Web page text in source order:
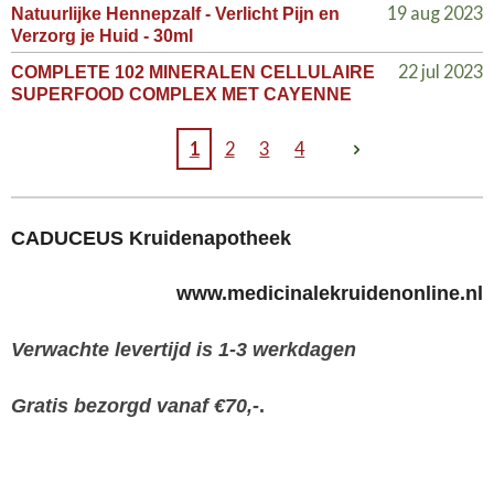
Natuurlijke Hennepzalf - Verlicht Pijn en
Verzorg je Huid - 30ml
19 aug 2023
COMPLETE 102 MINERALEN CELLULAIRE
SUPERFOOD COMPLEX MET CAYENNE
22 jul 2023
1 2 3 4
CADUCEUS Kruidenapotheek
www.medicinalekruidenonline.nl
Verwachte levertijd is 1-3 werkdagen
Gratis bezorgd vanaf €70,-.